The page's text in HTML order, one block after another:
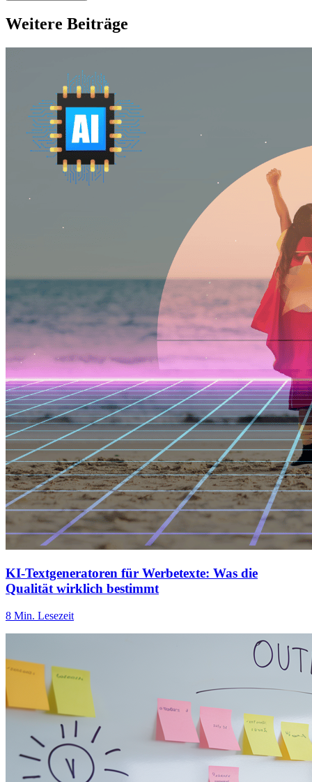
Weitere Beiträge
KI-Textgeneratoren für Werbetexte: Was die
Qualität wirklich bestimmt
8 Min. Lesezeit